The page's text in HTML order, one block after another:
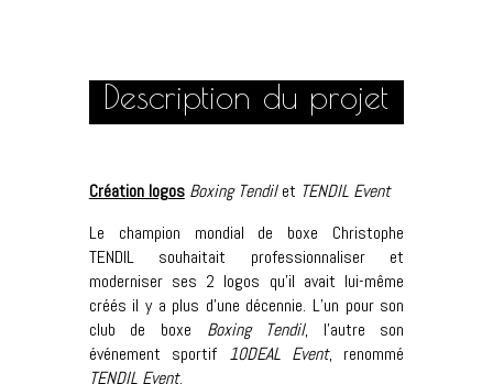
Description du projet
Création logos Boxing Tendilet TENDIL Event
Le champion mondial de boxe Christophe
TENDIL souhaitait professionnaliser et
moderniser ses 2 logos qu’il avait lui-même
créés il y a plus d’une décennie. L’un pour son
club de boxe Boxing Tendil, l’autre son
événement sportif 10DEAL Event, renommé
TENDIL Event.